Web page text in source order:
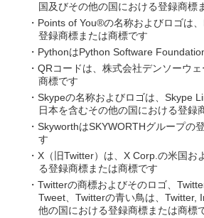
国及びその他の国における登録商標
・Points of You®の名称およびロゴは
登録商標または商標です
・PythonはPython Software
・QRコードは、株式会社デンソーウ
商標です
・Skypeの名称およびロゴは、Skype
日本を含むその他の国における登録
・SkyworthはSKYWORTHグループの
す
・X（旧Twitter）は、X Corp.の米国お
る登録商標または商標です
・Twitterの商標およびそのロゴ、
Tweet、Twitterの青い鳥は、Twitter,
他の国における登録商標または商標